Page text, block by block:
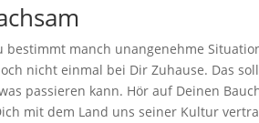
manch unangenehme
nicht einmal bei Dir Zuhause. Das soll
passieren kann. Hör auf Deinen
mit dem Land uns seiner Kultur